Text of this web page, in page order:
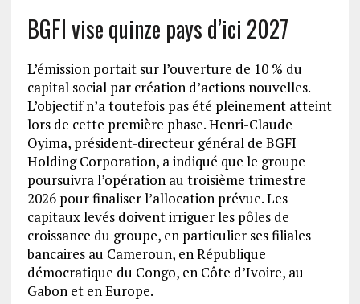
BGFI vise quinze pays d’ici 2027
L’émission portait sur l’ouverture de 10 % du
capital social par création d’actions nouvelles.
L’objectif n’a toutefois pas été pleinement atteint
lors de cette première phase. Henri-Claude
Oyima, président-directeur général de BGFI
Holding Corporation, a indiqué que le groupe
poursuivra l’opération au troisième trimestre
2026 pour finaliser l’allocation prévue. Les
capitaux levés doivent irriguer les pôles de
croissance du groupe, en particulier ses filiales
bancaires au Cameroun, en République
démocratique du Congo, en Côte d’Ivoire, au
Gabon et en Europe.